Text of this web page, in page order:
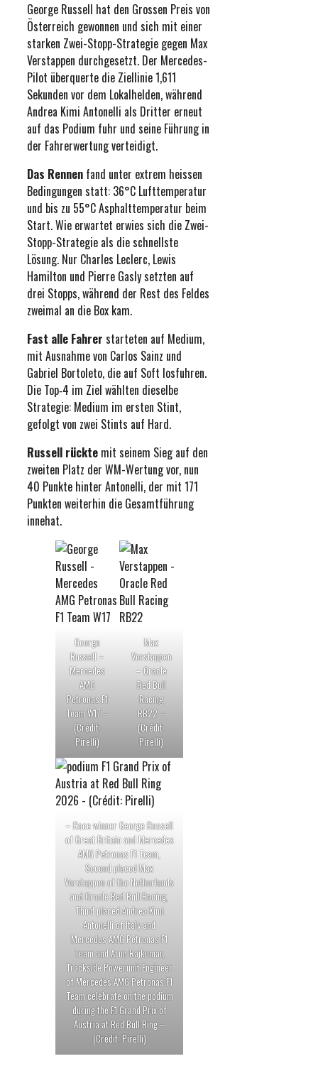
George Russell hat den Grossen Preis von
Österreich gewonnen und sich mit einer
starken Zwei-Stopp-Strategie gegen Max
Verstappen durchgesetzt. Der Mercedes-
Pilot überquerte die Ziellinie 1,611
Sekunden vor dem Lokalhelden, während
Andrea Kimi Antonelli als Dritter erneut
auf das Podium fuhr und seine Führung in
der Fahrerwertung verteidigt.
Das Rennen fand unter extrem heissen
Bedingungen statt: 36°C Lufttemperatur
und bis zu 55°C Asphalttemperatur beim
Start. Wie erwartet erwies sich die Zwei-
Stopp-Strategie als die schnellste
Lösung. Nur Charles Leclerc, Lewis
Hamilton und Pierre Gasly setzten auf
drei Stopps, während der Rest des Feldes
zweimal an die Box kam.
Fast alle Fahrer starteten auf Medium,
mit Ausnahme von Carlos Sainz und
Gabriel Bortoleto, die auf Soft losfuhren.
Die Top‑4 im Ziel wählten dieselbe
Strategie: Medium im ersten Stint,
gefolgt von zwei Stints auf Hard.
Russell rückte mit seinem Sieg auf den
zweiten Platz der WM-Wertung vor, nun
40 Punkte hinter Antonelli, der mit 171
Punkten weiterhin die Gesamtführung
innehat.
George
Russell –
Mercedes
AMG
Petronas F1
Team W17 –
(Crédit:
Pirelli)
Max
Verstappen
– Oracle
Red Bull
Racing
RB22 –
(Crédit:
Pirelli)
– Race winner George Russell
of Great Britain and Mercedes
AMG Petronas F1 Team,
Second placed Max
Verstappen of the Netherlands
and Oracle Red Bull Racing,
Third placed Andrea Kimi
Antonelli of Italy and
Mercedes AMG Petronas F1
Team and Arun Rajkumar,
Trackside Powerunit Engineer
of Mercedes AMG Petronas F1
Team celebrate on the podium
during the F1 Grand Prix of
Austria at Red Bull Ring –
(Crédit: Pirelli)